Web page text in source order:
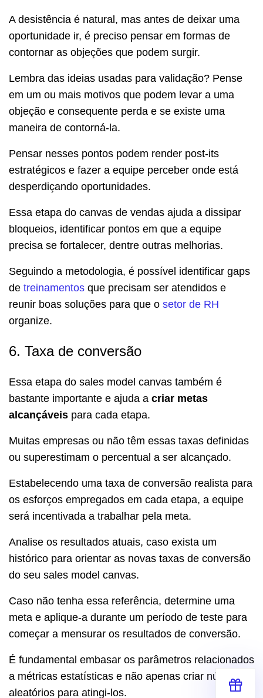
A desistência é natural, mas antes de deixar uma
oportunidade ir, é preciso pensar em formas de
contornar as objeções que podem surgir.
Lembra das ideias usadas para validação? Pense
em um ou mais motivos que podem levar a uma
objeção e consequente perda e se existe uma
maneira de contorná-la.
Pensar nesses pontos podem render post-its
estratégicos e fazer a equipe perceber onde está
desperdiçando oportunidades.
Essa etapa do canvas de vendas ajuda a dissipar
bloqueios, identificar pontos em que a equipe
precisa se fortalecer, dentre outras melhorias.
Seguindo a metodologia, é possível identificar gaps
de treinamentos que precisam ser atendidos e
reunir boas soluções para que o setor de RH
organize.
6. Taxa de conversão
Essa etapa do sales model canvas também é
bastante importante e ajuda a criar metas
alcançáveis para cada etapa.
Muitas empresas ou não têm essas taxas definidas
ou superestimam o percentual a ser alcançado.
Estabelecendo uma taxa de conversão realista para
os esforços empregados em cada etapa, a equipe
será incentivada a trabalhar pela meta.
Analise os resultados atuais, caso exista um
histórico para orientar as novas taxas de conversão
do seu sales model canvas.
Caso não tenha essa referência, determine uma
meta e aplique-a durante um período de teste para
começar a mensurar os resultados de conversão.
É fundamental embasar os parâmetros relacionados
a métricas estatísticas e não apenas criar números
aleatórios para atingi-los.